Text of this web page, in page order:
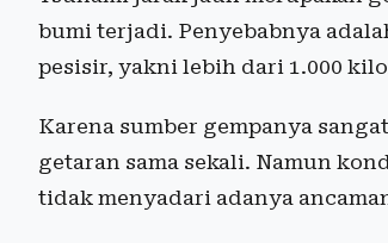
bumi terjadi. Penyebabnya
pesisir, yakni lebih dari 1.000
Karena sumber gempanya
getaran sama sekali. Namun
tidak menyadari adanya